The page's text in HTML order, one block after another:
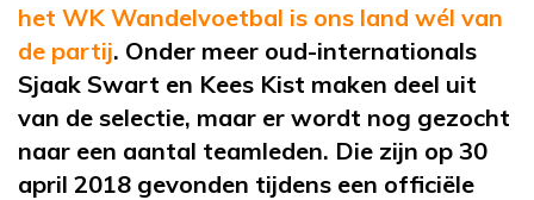
het WK Wandelvoetbal is ons land wél van
de partij. Onder meer oud-internationals
Sjaak Swart en Kees Kist maken deel uit
van de selectie, maar er wordt nog gezocht
naar een aantal teamleden. Die zijn op 30
april 2018 gevonden tijdens een officiële